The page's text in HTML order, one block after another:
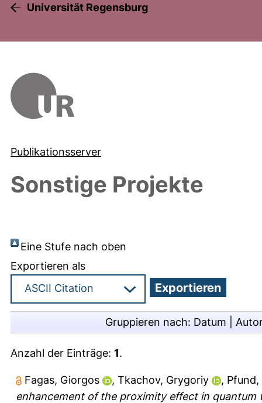
Universität Regensburg
Publikationsserver
Sonstige Projekte
Eine Stufe nach oben
Exportieren als
Gruppieren nach: Datum
Anzahl der Einträge: 1.
Fagas, Giorgos , Tkachov, Grygoriy , Pfund,
enhancement of the proximity effect in